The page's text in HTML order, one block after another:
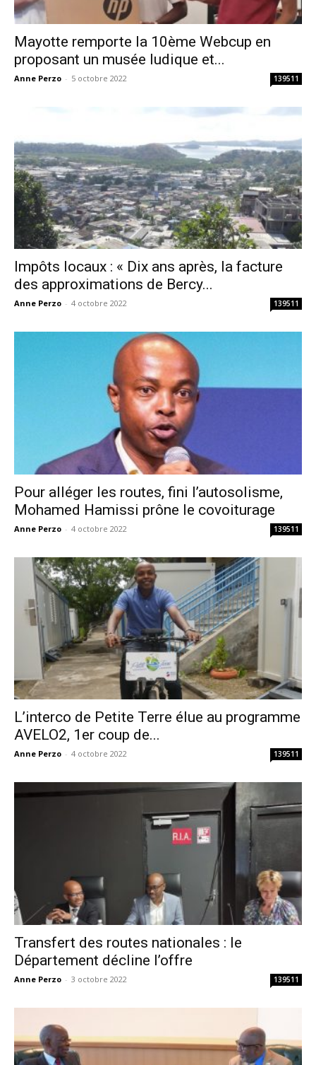
Mayotte remporte la 10ème Webcup en
proposant un musée ludique et...
Anne Perzo - 5 octobre 2022 139511
Impôts locaux : « Dix ans après, la facture
des approximations de Bercy...
Anne Perzo - 4 octobre 2022 139511
Pour alléger les routes, fini l’autosolisme,
Mohamed Hamissi prône le covoiturage
Anne Perzo - 4 octobre 2022 139511
L’interco de Petite Terre élue au programme
AVELO2, 1er coup de...
Anne Perzo - 4 octobre 2022 139511
Transfert des routes nationales : le
Département décline l’offre
Anne Perzo - 3 octobre 2022 139511